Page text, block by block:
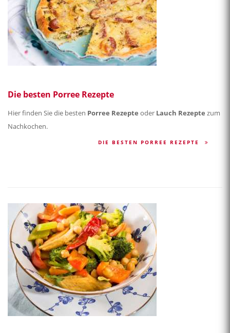
Die besten Porree Rezepte
Hier finden Sie die besten Porree Rezepte oder Lauch Rezepte zum
Nachkochen.
DIE BESTEN PORREE REZEPTE